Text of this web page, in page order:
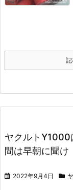
ヤクルトY1000
間は早朝に聞け
2022年9月4日